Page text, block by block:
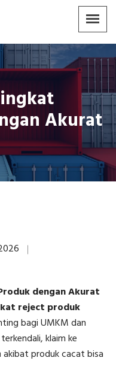
Akurat
dengan Akurat
reject produk
bagi UMKM dan
klaim ke
akibat produk cacat bisa